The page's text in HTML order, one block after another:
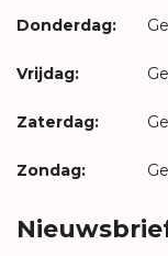
Donderdag:
Vrijdag:
Zaterdag:
Zondag: